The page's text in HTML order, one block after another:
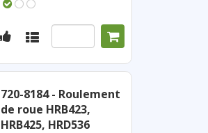
720-8184 - Roulement
de roue HRB423,
HRB425, HRD536